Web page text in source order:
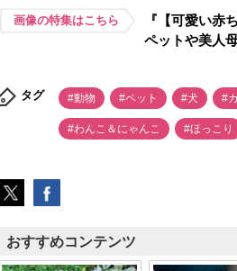
画像の特集はこちら
『【可愛い赤
ペットや美人
タグ #動物 #ペット #犬 #
#わんこ＆にゃんこ #ほっこり
おすすめコンテンツ